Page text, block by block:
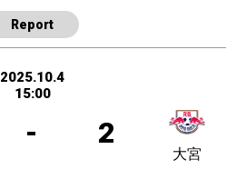
Report
2025.10.4
15:00
- 2
大宮